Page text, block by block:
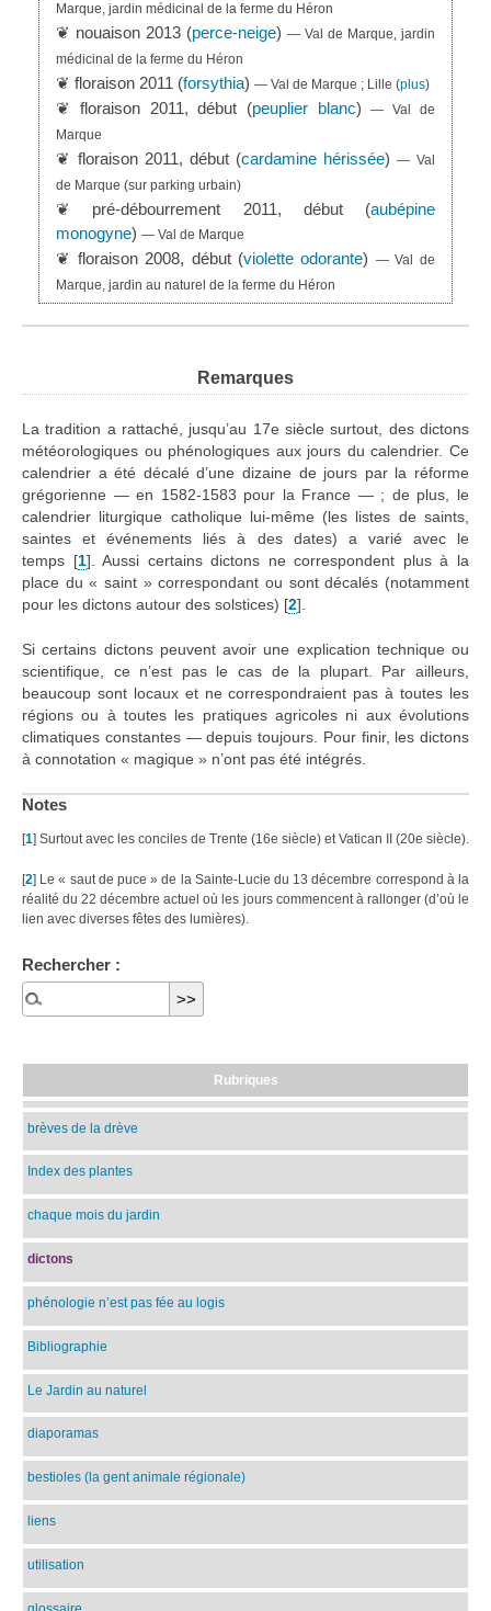
Marque, jardin médicinal de la ferme du Héron
❦ nouaison 2013 (perce-neige) — Val de Marque, jardin
médicinal de la ferme du Héron
❦ floraison 2011 (forsythia)— Val de Marque ; Lille (plus)
❦ floraison 2011, début (peuplier blanc)— Val de
Marque
❦ floraison 2011, début (cardamine hérissée)— Val
de Marque (sur parking urbain)
❦ pré-débourrement 2011, début (aubépine
monogyne)— Val de Marque
❦ floraison 2008, début (violette odorante) — Val de
Marque, jardin au naturel de la ferme du Héron
Remarques
La tradition a rattaché, jusqu’au 17e siècle surtout, des dictons
météorologiques ou phénologiques aux jours du calendrier. Ce
calendrier a été décalé d’une dizaine de jours par la réforme
grégorienne — en 1582-1583 pour la France — ; de plus, le
calendrier liturgique catholique lui-même (les listes de saints,
saintes et événements liés à des dates) a varié avec le
temps [1] . Aussi certains dictons ne correspondent plus à la
place du « saint » correspondant ou sont décalés (notamment
pour les dictons autour des solstices) [2] .
Si certains dictons peuvent avoir une explication technique ou
scientifique, ce n’est pas le cas de la plupart. Par ailleurs,
beaucoup sont locaux et ne correspondraient pas à toutes les
régions ou à toutes les pratiques agricoles ni aux évolutions
climatiques constantes — depuis toujours. Pour finir, les dictons
à connotation « magique » n’ont pas été intégrés.
Notes
[1] Surtout avec les conciles de Trente (16e siècle) et Vatican II (20e siècle).
[2] Le « saut de puce » de la Sainte-Lucie du 13 décembre correspond à la
réalité du 22 décembre actuel où les jours commencent à rallonger (d’où le
lien avec diverses fêtes des lumières).
Rechercher :
Rubriques
brèves de la drève
Index des plantes
chaque mois du jardin
dictons
phénologie n’est pas fée au logis
Bibliographie
Le Jardin au naturel
diaporamas
bestioles (la gent animale régionale)
liens
utilisation
glossaire